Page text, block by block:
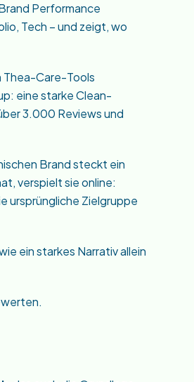
Performance
Tech – und zeigt, wo
Thea-Care-Tools
eine starke Clean-
3.000 Reviews und
Brand steckt ein
verspielt sie online:
ursprüngliche Zielgruppe
ein starkes Narrativ allein